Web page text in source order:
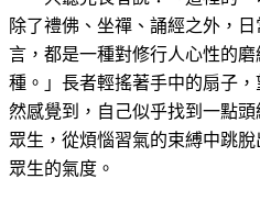
除了禮佛、坐禪、誦經之外，
言，都是一種對修行人心性的
種。」長者輕搖著手中的扇子
然感覺到，自己似乎找到一點
眾生，從煩惱習氣的束縛中跳
眾生的氣度。